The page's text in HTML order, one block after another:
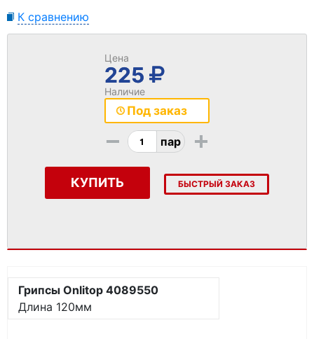
К сравнению
Цена
225
Наличие
Под заказ
- пар +
КУПИТЬ БЫСТРЫЙ ЗАКАЗ
Грипсы Onlitop 4089550
Длина 120мм